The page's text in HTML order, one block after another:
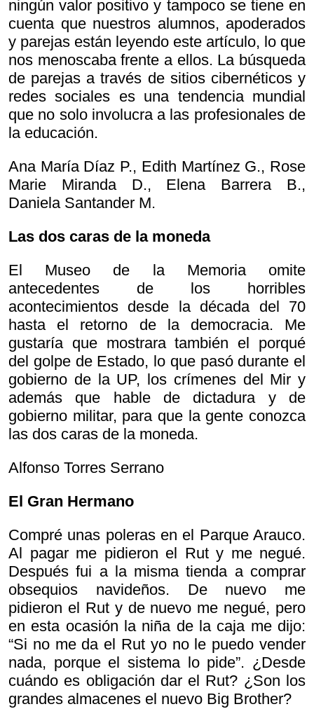
ningún valor positivo y tampoco se tiene en
cuenta que nuestros alumnos, apoderados
y parejas están leyendo este artículo, lo que
nos menoscaba frente a ellos. La búsqueda
de parejas a través de sitios cibernéticos y
redes sociales es una tendencia mundial
que no solo involucra a las profesionales de
la educación.
Ana María Díaz P., Edith Martínez G., Rose
Marie Miranda D., Elena Barrera B.,
Daniela Santander M.
Las dos caras de la moneda
El Museo de la Memoria omite
antecedentes de los horribles
acontecimientos desde la década del 70
hasta el retorno de la democracia. Me
gustaría que mostrara también el porqué
del golpe de Estado, lo que pasó durante el
gobierno de la UP, los crímenes del Mir y
además que hable de dictadura y de
gobierno militar, para que la gente conozca
las dos caras de la moneda.
Alfonso Torres Serrano
El Gran Hermano
Compré unas poleras en el Parque Arauco.
Al pagar me pidieron el Rut y me negué.
Después fui a la misma tienda a comprar
obsequios navideños. De nuevo me
pidieron el Rut y de nuevo me negué, pero
en esta ocasión la niña de la caja me dijo:
“Si no me da el Rut yo no le puedo vender
nada, porque el sistema lo pide”. ¿Desde
cuándo es obligación dar el Rut? ¿Son los
grandes almacenes el nuevo Big Brother?